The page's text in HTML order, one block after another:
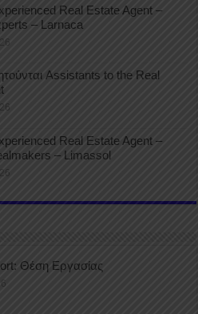
Real Estate Agent –
– Larnaca
Assistants to the Real
Real Estate Agent –
– Limassol
Θέση Εργασίας